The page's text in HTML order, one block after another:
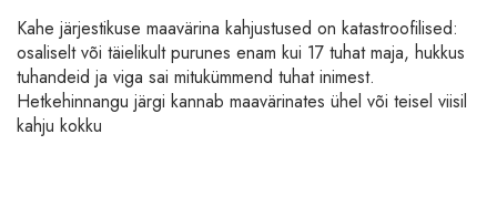
Kahe järjestikuse maavärina kahjustused on katastroofilised:
osaliselt või täielikult purunes enam kui 17 tuhat maja, hukkus
tuhandeid ja viga sai mitukümmend tuhat inimest.
Hetkehinnangu järgi kannab maavärinates ühel või teisel viisil
kahju kokku